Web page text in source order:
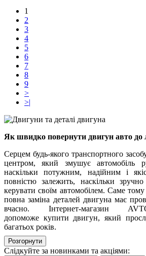
1
2
3
4
5
6
7
8
9
>
>|
Як швидко повернути двигун авто до
Серцем будь-якого транспортного
центром, який змушує автомобіль
наскільки потужним, надійним і
повністю залежить, наскільки
керувати своїм автомобілем. Саме
повна заміна деталей двигуна має
вчасно. Інтернет-магазин
допоможе купити двигун, який
багатьох років.
Чинити або міняти двигун?
Розгорнути
Слідкуйте за новинками та акціями: